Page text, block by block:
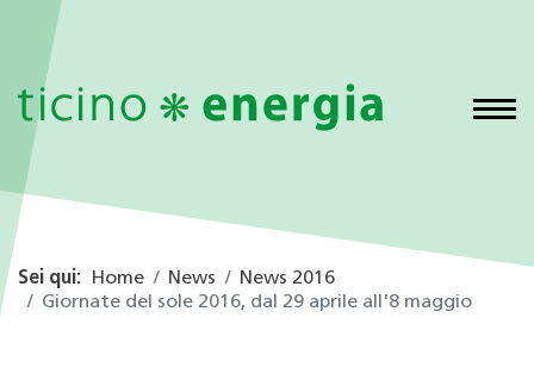
Sei qui: Home News
News 2016
Giornate del sole 2016, dal 29 aprile all'8 maggio